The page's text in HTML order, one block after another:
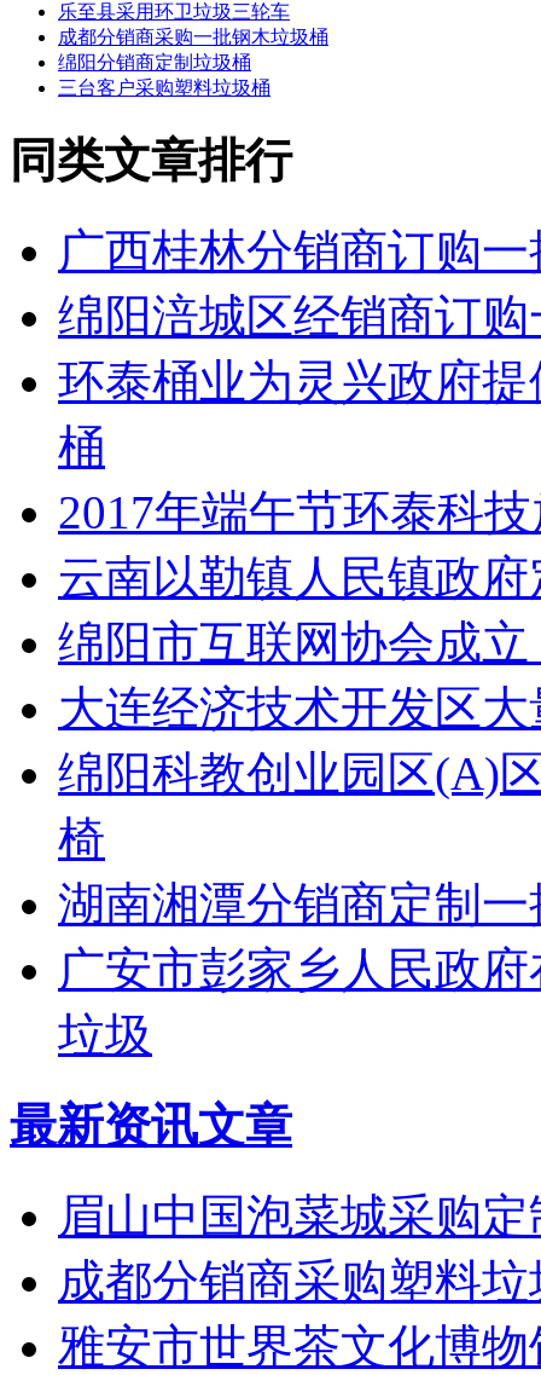
乐至县采用环卫垃圾三轮车
成都分销商采购一批钢木垃圾桶
绵阳分销商定制垃圾桶
三台客户采购塑料垃圾桶
同类文章排行
广西桂林分销商订购
绵阳涪城区经销商订
环泰桶业为灵兴政府
桶
2017年端午节环泰科
云南以勒镇人民镇政
绵阳市互联网协会成
大连经济技术开发区大
绵阳科教创业园区(A)
椅
湖南湘潭分销商定制
广安市彭家乡人民政
垃圾
最新资讯文章
眉山中国泡菜城采购
成都分销商采购塑料
雅安市世界茶文化博